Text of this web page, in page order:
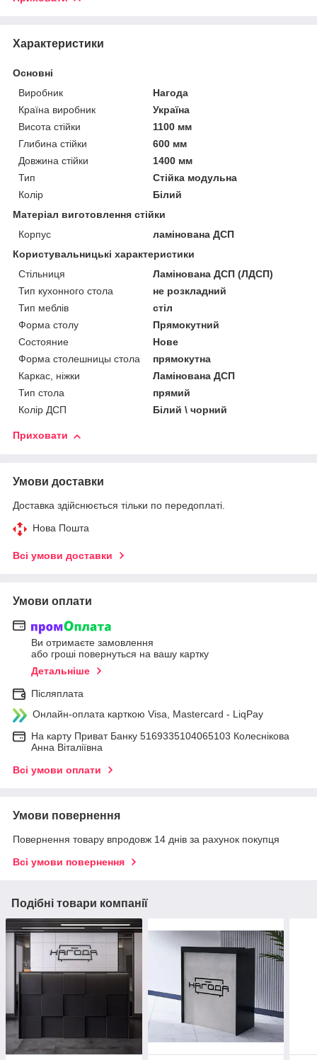
Характеристики
Основні
Виробник
Нагода
Країна виробник
Україна
Висота стійки
1100 мм
Глибина стійки
600 мм
Довжина стійки
1400 мм
Тип
Стійка модульна
Колір
Білий
Матеріал виготовлення стійки
Корпус
ламінована ДСП
Користувальницькі характеристики
Стільниця
Ламінована ДСП (ЛДСП)
Тип кухонного стола
не розкладний
Тип меблів
стіл
Форма столу
Прямокутний
Состояние
Нове
Форма столешницы стола
прямокутна
Каркас, ніжки
Ламінована ДСП
Тип стола
прямий
Колір ДСП
Білий \ чорний
Приховати
Умови доставки
Доставка здійснюється тільки по передоплаті.
Нова Пошта
Всі умови доставки
Умови оплати
Ви отримаєте замовлення
або гроші повернуться на вашу картку
Детальніше
Післяплата
Онлайн-оплата карткою Visa, Mastercard - LiqPay
На карту Приват Банку 5169335104065103 Колеснікова
Анна Віталіївна
Всі умови оплати
Умови повернення
Повернення товару впродовж 14 днів за рахунок покупця
Всі умови повернення
Подібні товари компанії